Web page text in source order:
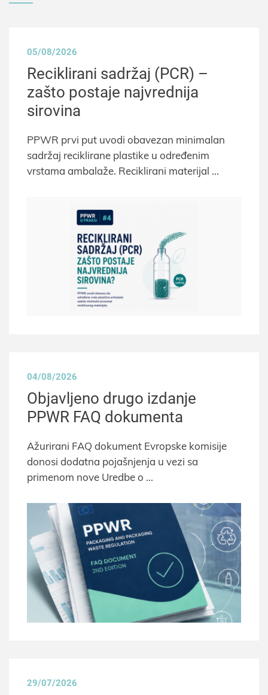
05/08/2026
Reciklirani sadržaj (PCR) –
zašto postaje najvrednija
sirovina
PPWR prvi put uvodi obavezan minimalan
sadržaj reciklirane plastike u određenim
vrstama ambalaže. Reciklirani materijal
04/08/2026
Objavljeno drugo izdanje
PPWR FAQ dokumenta
Ažurirani FAQ dokument Evropske komisije
donosi dodatna pojašnjenja u vezi sa
primenom nove Uredbe o
29/07/2026